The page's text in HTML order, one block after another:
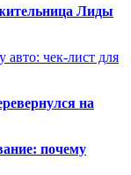
Лиды
авто: чек-лист для
на
почему